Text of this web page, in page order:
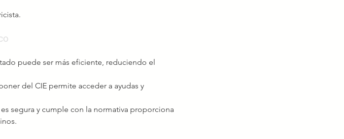
puede ser más eficiente, reduciendo el
del CIE permite acceder a ayudas y
segura y cumple con la normativa proporciona